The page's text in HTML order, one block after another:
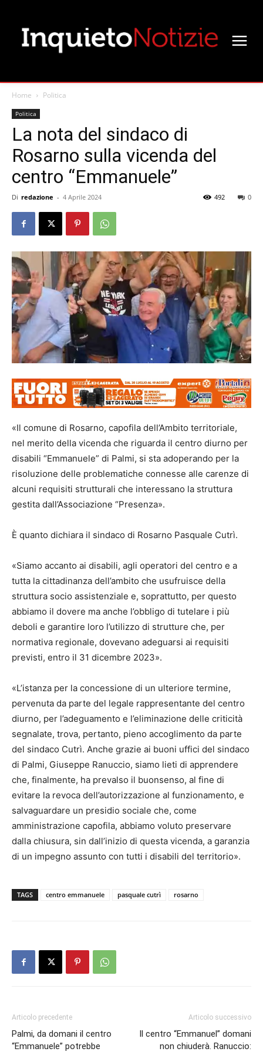
Home Politica
Politica
La nota del sindaco di
Rosarno sulla vicenda del
centro “Emmanuele”
Di redazione - 4 Aprile 2024 0
492
«Il comune di Rosarno, capofila dell’Ambito territoriale,
nel merito della vicenda che riguarda il centro diurno per
disabili “Emmanuele” di Palmi, si sta adoperando per la
risoluzione delle problematiche connesse alle carenze di
alcuni requisiti strutturali che interessano la struttura
gestita dall’Associazione “Presenza».
È quanto dichiara il sindaco di Rosarno Pasquale Cutrì.
«Siamo accanto ai disabili, agli operatori del centro e a
tutta la cittadinanza dell’ambito che usufruisce della
struttura socio assistenziale e, soprattutto, per questo
abbiamo il dovere ma anche l’obbligo di tutelare i più
deboli e garantire loro l’utilizzo di strutture che, per
normativa regionale, dovevano adeguarsi ai requisiti
previsti, entro il 31 dicembre 2023».
«L’istanza per la concessione di un ulteriore termine,
pervenuta da parte del legale rappresentante del centro
diurno, per l’adeguamento e l’eliminazione delle criticità
segnalate, trova, pertanto, pieno accoglimento da parte
del sindaco Cutrì. Anche grazie ai buoni uffici del sindaco
di Palmi, Giuseppe Ranuccio, siamo lieti di apprendere
che, finalmente, ha prevalso il buonsenso, al fine di
evitare la revoca dell’autorizzazione al funzionamento, e
salvaguardare un presidio sociale che, come
amministrazione capofila, abbiamo voluto preservare
dalla chiusura, sin dall’inizio di questa vicenda, a garanzia
di un impegno assunto con tutti i disabili del territorio».
TAGS centro emmanuele pasquale cutrì rosarno
Articolo precedente
Palmi, da domani il centro
“Emmanuele” potrebbe
Articolo successivo
Il centro “Emmanuel” domani
non chiuderà. Ranuccio: